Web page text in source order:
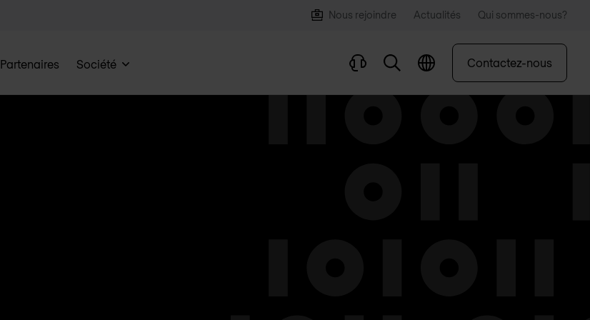
Nous rejoindre Actualités Qui sommes-nous?
Partenaires Société Contactez-nous